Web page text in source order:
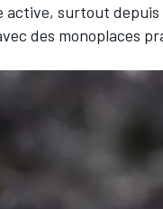
active, surtout depuis
des monoplaces